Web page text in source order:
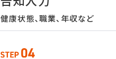
健康状態、職業、年収など